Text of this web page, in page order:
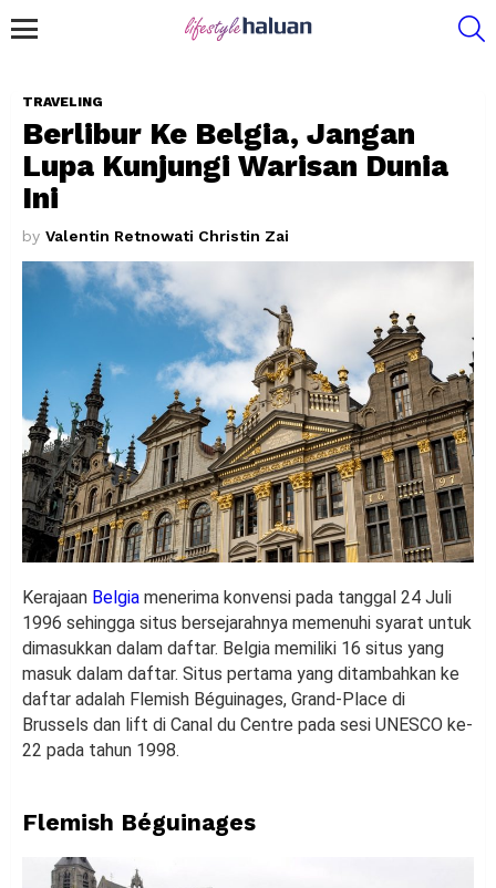
TRAVELING
Berlibur Ke Belgia, Jangan
Lupa Kunjungi Warisan Dunia
Ini
by Valentin Retnowati Christin Zai
Kerajaan Belgia menerima konvensi pada tanggal 24 Juli
1996 sehingga situs bersejarahnya memenuhi syarat untuk
dimasukkan dalam daftar. Belgia memiliki 16 situs yang
masuk dalam daftar. Situs pertama yang ditambahkan ke
daftar adalah Flemish Béguinages, Grand-Place di
Brussels dan lift di Canal du Centre pada sesi UNESCO ke-
22 pada tahun 1998.
Flemish Béguinages